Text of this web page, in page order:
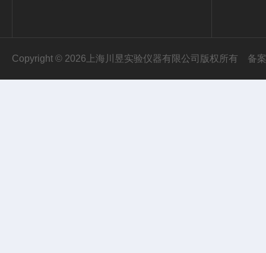
Copyright © 2026上海川昱实验仪器有限公司版权所有 备